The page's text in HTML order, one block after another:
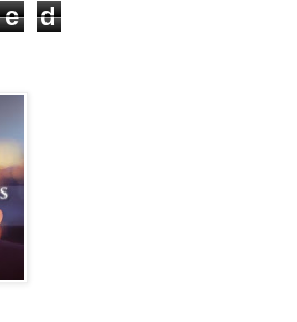
e d